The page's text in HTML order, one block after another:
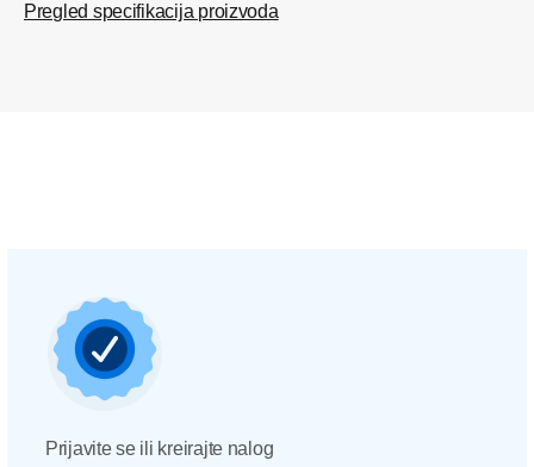
Pregled specifikacija proizvoda
Prijavite se ili kreirajte nalog